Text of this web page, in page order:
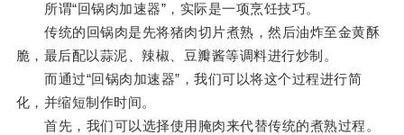
所谓“回锅肉加速器”，实际是一项烹饪技巧。
传统的回锅肉是先将猪肉切片煮熟，然后油炸至金黄酥
脆，最后配以蒜泥、辣椒、豆瓣酱等调料进行炒制。
而通过“回锅肉加速器”，我们可以将这个过程进行简
化，并缩短制作时间。
首先，我们可以选择使用腌肉来代替传统的煮熟过程。